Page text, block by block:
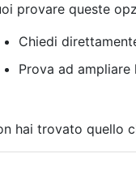
provare queste
Chiedi
Prova ad
hai trovato quello